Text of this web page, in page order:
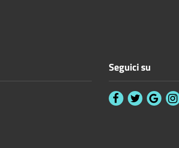
Seguici su